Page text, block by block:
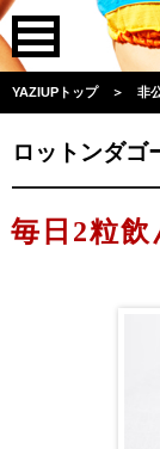
YAZIUPトップ ＞ 非
ロットンダゴ
毎日2粒